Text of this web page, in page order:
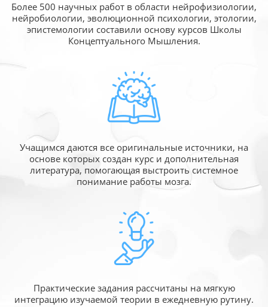
Более 500 научных работ в области нейрофизиологии,
нейробиологии, эволюционной психологии, этологии,
эпистемологии составили основу курсов Школы
Концептуального Мышления.
Учащимся даются все оригинальные источники, на
основе которых создан курс и дополнительная
литература, помогающая выстроить системное
понимание работы мозга.
Практические задания рассчитаны на мягкую
интеграцию изучаемой теории в ежедневную рутину.